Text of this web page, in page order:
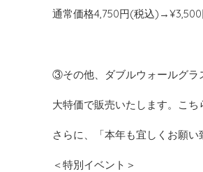
通常価格4,750円(税込
③その他、ダブルウォールグラ
大特価で販売いたします。こち
さらに、「本年も宜しくお願
＜特別イベント＞